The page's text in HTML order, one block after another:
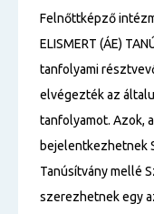
Felnőttképző
ELISMERT (ÁE)
tanfolyami
elvégezték az
tanfolyamot. Azok,
bejelentkezhetnek
Tanúsítvány mellé
szerezhetnek egy